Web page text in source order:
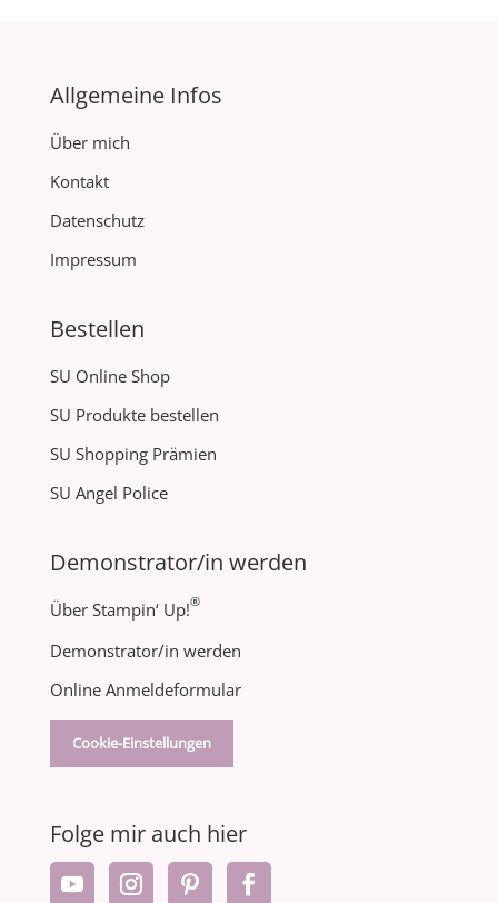
Allgemeine Infos
Über mich
Kontakt
Datenschutz
Impressum
Bestellen
SU Online Shop
SU Produkte bestellen
SU Shopping Prämien
SU Angel Police
Demonstrator/in werden
Über Stampin‘ Up!®
Demonstrator/in werden
Online Anmeldeformular
Cookie-Einstellungen
Folge mir auch hier